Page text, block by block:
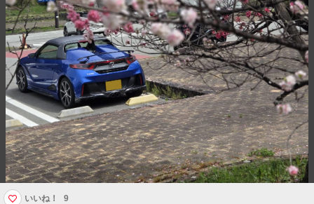
いいね！ 9